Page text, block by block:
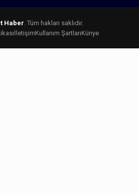
Haber . Tüm hakları saklıdır.
İletişimKullanım ŞartlarıKünye